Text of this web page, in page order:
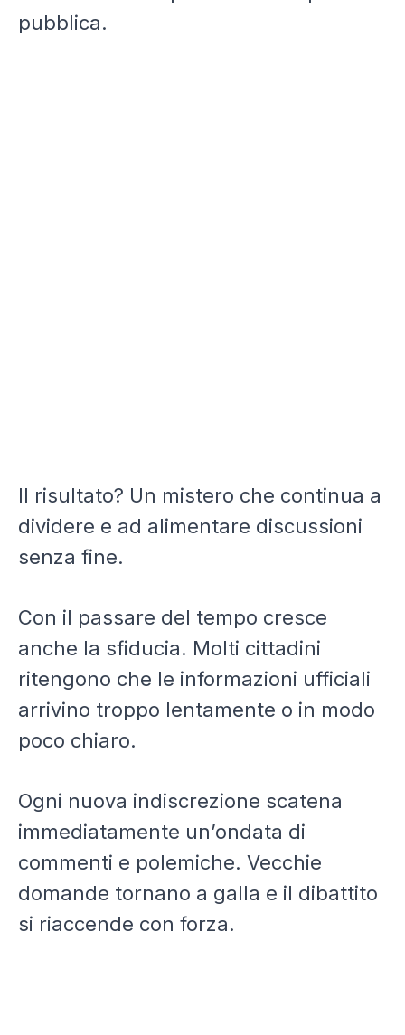
pubblica.
Il risultato? Un mistero che continua a
dividere e ad alimentare discussioni
senza fine.
Con il passare del tempo cresce
anche la sfiducia. Molti cittadini
ritengono che le informazioni ufficiali
arrivino troppo lentamente o in modo
poco chiaro.
Ogni nuova indiscrezione scatena
immediatamente un’ondata di
commenti e polemiche. Vecchie
domande tornano a galla e il dibattito
si riaccende con forza.